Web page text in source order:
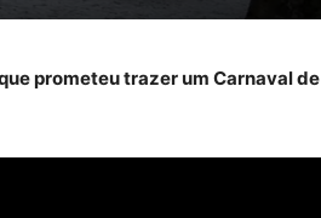
prometeu trazer um Carnaval de